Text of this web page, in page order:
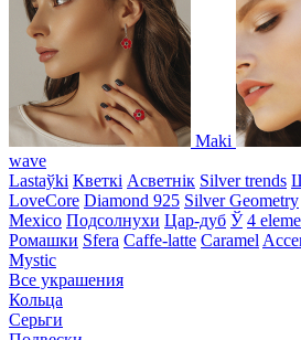
Maki
wave
Lastaўki Кветкі Асветнiк Silver trends
LoveCore Diamond 925 Silver Geometry
Mexico Подсолнухи Цар-дуб Ў 4
Ромашки Sfera Caffe-latte Caramel
Mystic
Все украшения
Кольца
Серьги